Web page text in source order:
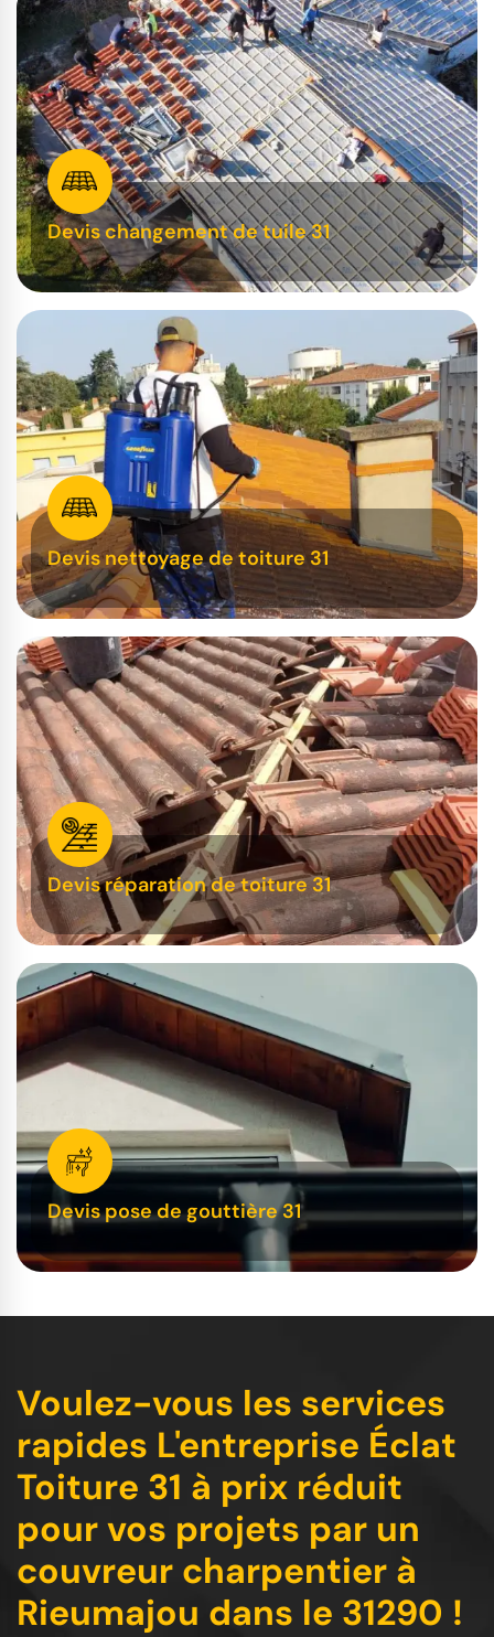
Devis changement de tuile 31
Devis nettoyage de toiture 31
Devis réparation de toiture 31
Devis pose de gouttière 31
Voulez-vous les services
rapides L'entreprise Éclat
Toiture 31 à prix réduit
pour vos projets par un
couvreur charpentier à
Rieumajou dans le 31290 !